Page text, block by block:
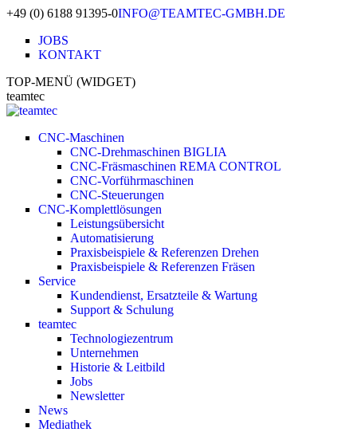
+49 (0) 6188 91395-0INFO@TEAMTEC-GMBH.DE
JOBS
KONTAKT
TOP-MENÜ (WIDGET)
teamtec
CNC-Maschinen
CNC-Drehmaschinen BIGLIA
CNC-Fräsmaschinen REMA CONTROL
CNC-Vorführmaschinen
CNC-Steuerungen
CNC-Komplettlösungen
Leistungsübersicht
Automatisierung
Praxisbeispiele & Referenzen Drehen
Praxisbeispiele & Referenzen Fräsen
Service
Kundendienst, Ersatzteile & Wartung
Support & Schulung
teamtec
Technologiezentrum
Unternehmen
Historie & Leitbild
Jobs
Newsletter
News
Mediathek